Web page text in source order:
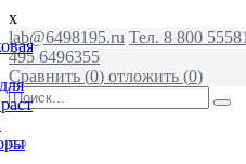
x
lab@6498195.ru Тел. 8 800
495 6496355
Сравнить (0) отложить (0)